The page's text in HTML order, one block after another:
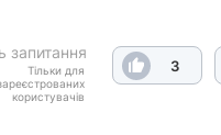
запитання
Тільки для
користувачів
3